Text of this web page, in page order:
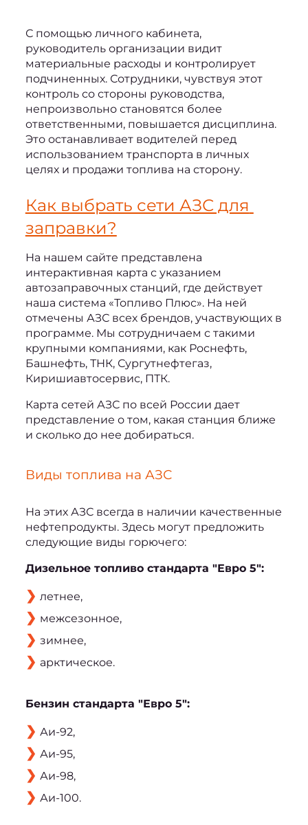
С помощью личного кабинета,
руководитель организации видит
материальные расходы и контролирует
подчиненных. Сотрудники, чувствуя этот
контроль со стороны руководства,
непроизвольно становятся более
ответственными, повышается дисциплина.
Это останавливает водителей перед
использованием транспорта в личных
целях и продажи топлива на сторону.
Как выбрать сети АЗС для
заправки?
На нашем сайте представлена
интерактивная карта с указанием
автозаправочных станций, где действует
наша система «Топливо Плюс». На ней
отмечены АЗС всех брендов, участвующих в
программе. Мы сотрудничаем с такими
крупными компаниями, как Роснефть,
Башнефть, ТНК, Сургутнефтегаз,
Киришиавтосервис, ПТК.
Карта сетей АЗС по всей России дает
представление о том, какая станция ближе
и сколько до нее добираться.
Виды топлива на АЗС
На этих АЗС всегда в наличии качественные
нефтепродукты. Здесь могут предложить
следующие виды горючего:
Дизельное топливо стандарта "Евро 5":
летнее,
межсезонное,
зимнее,
арктическое.
Бензин стандарта "Евро 5":
Аи-92,
Аи-95,
Аи-98,
Аи-100.